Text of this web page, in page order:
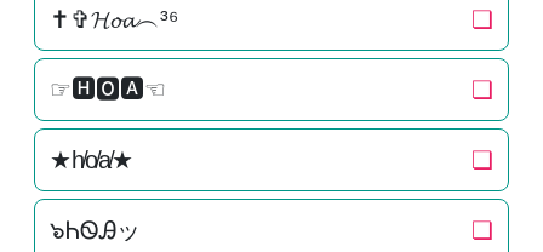
✝✞𝓗𝓸𝓪︵³⁶ ❏
☞🅷🅾🅰☜ ❏
★h̸o̸a̸★ ❏
๖ᏂᏫᎯッ ❏